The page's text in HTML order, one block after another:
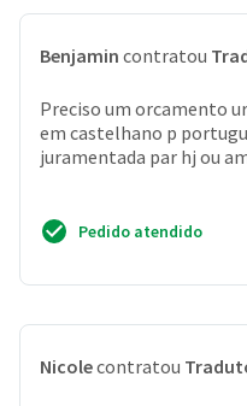
Benjamin contratou
Preciso um orcamento
em castelhano p
juramentada par hj ou
Pedido atendido
Nicolecontratou